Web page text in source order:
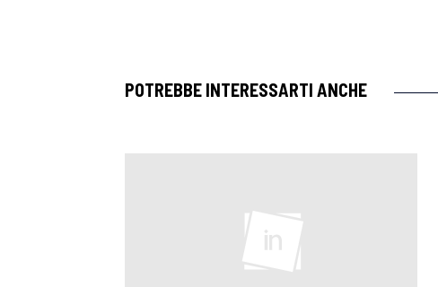
POTREBBE INTERESSARTI ANCHE